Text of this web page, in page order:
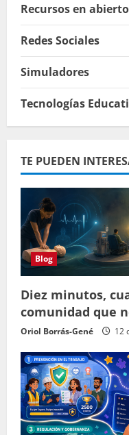
Recursos en abierto
Redes Sociales
Simuladores
Tecnologías
TE PUEDEN
Blog
Diez minutos,
comunidad que
Oriol Borrás-Gené 12